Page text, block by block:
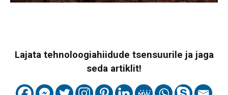
Lajata tehnoloogiahiidude tsensuurile ja jaga
seda artiklit!